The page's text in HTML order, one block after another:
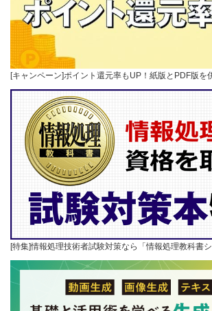
[キャンペーン]ポイント還元率もUP！紙版とPDF版
[特集]情報処理技術者試験対策なら「情報処理教科書シ